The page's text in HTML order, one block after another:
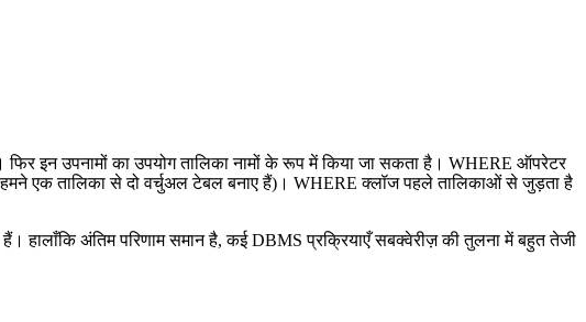
फिर इन उपनामों का उपयोग तालिका नामों के रूप में किया जा सकता है। WHERE ऑपरेटर
एक तालिका से दो वर्चुअल टेबल बनाए हैं)। WHERE क्लॉज पहले तालिकाओं से जुड़ता है
अंतिम परिणाम समान है, कई DBMS प्रक्रियाएँ सबक्वेरीज़ की तुलना में बहुत तेजी